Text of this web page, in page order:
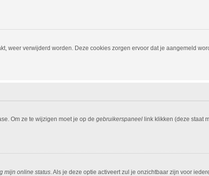
weer verwijderd worden. Deze cookies zorgen ervoor dat je aangemeld
Om ze te wijzigen moet je op de gebruikerspaneellink klikken (deze staat
mijn online status. Als je deze optie activeert zul je onzichtbaar zijn voor